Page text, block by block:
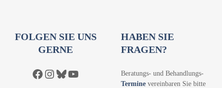
FOLGEN SIE UNS
GERNE
Facebook Instagram Bluesky YouTube
HABEN SIE
FRAGEN?
Beratungs- und Behandlungs-
Termine vereinbaren Sie bitte